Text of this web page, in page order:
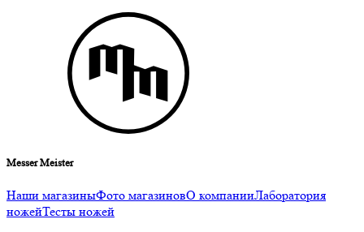
Messer Meister
Наши магазиныФото магазиновО компанииЛаборатория
ножейТесты ножей